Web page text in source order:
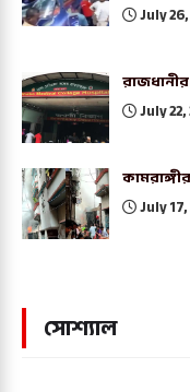
July
July
July
সোশ্যাল